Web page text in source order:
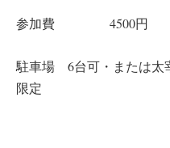
参加費 4500円
駐車場 6台可・または
限定